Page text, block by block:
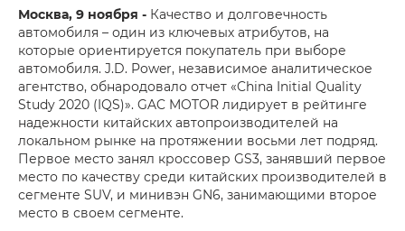
Москва, 9 ноября - Качество и долговечность
автомобиля – один из ключевых атрибутов, на
которые ориентируется покупатель при выборе
автомобиля. J.D. Power, независимое аналитическое
агентство, обнародовало отчет «China Initial Quality
Study 2020 (IQS)». GAC MOTOR лидирует в рейтинге
надежности китайских автопроизводителей на
локальном рынке на протяжении восьми лет подряд.
Первое место занял кроссовер GS3, занявший первое
место по качеству среди китайских производителей в
сегменте SUV, и минивэн GN6, занимающими второе
место в своем сегменте.